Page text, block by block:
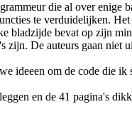
die al over enige
te verduidelijken.
bladzijde bevat op zijn
zijn. De auteurs gaan
ideeen om de code die ik
en de 41 pagina's